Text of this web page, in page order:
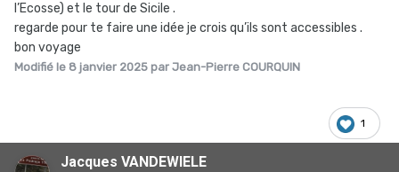
l’Ecosse) et le tour de Sicile .
regarde pour te faire une idée je crois qu’ils sont accessibles .
bon voyage
Modifié le 8 janvier 2025 par Jean-Pierre COURQUIN
1
Jacques VANDEWIELE